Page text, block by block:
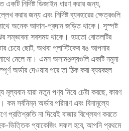
নির্দিষ্ট ডিজাইন ধারণ করার জন্য,
করার জন্য এবং নির্দিষ্ট ব্যবহারের ক্ষেত্রগুলি
সাথে অনেক আদান-প্রদান জড়িত থাকে। সুস্পষ্ট
সম্ভাবনা সবসময় থাকে। হয়তো বোতলটির
চেয়ে ছোট, অথবা প্লাস্টিকের রঙ আপনার
মেলে না। এমন অসামঞ্জস্যগুলি একটি নমুনা
অর্ডার দেওয়ার পরে তা ঠিক করা ব্যয়বহুল
মূল্যবান যারা নতুন পণ্য নিয়ে চেষ্টা করছে, কারণ
সর্বনিম্ন অর্ডার পরিমাণ এবং বিনামূল্যে
প্রতিশ্রুতি না দিয়েই বাজার বিশ্লেষণ করতে
ভিত্তিক প্যাকেজিং সফল হবে, আপনি প্রথমে